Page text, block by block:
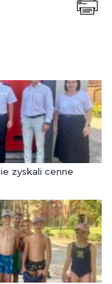
zyskali cenne